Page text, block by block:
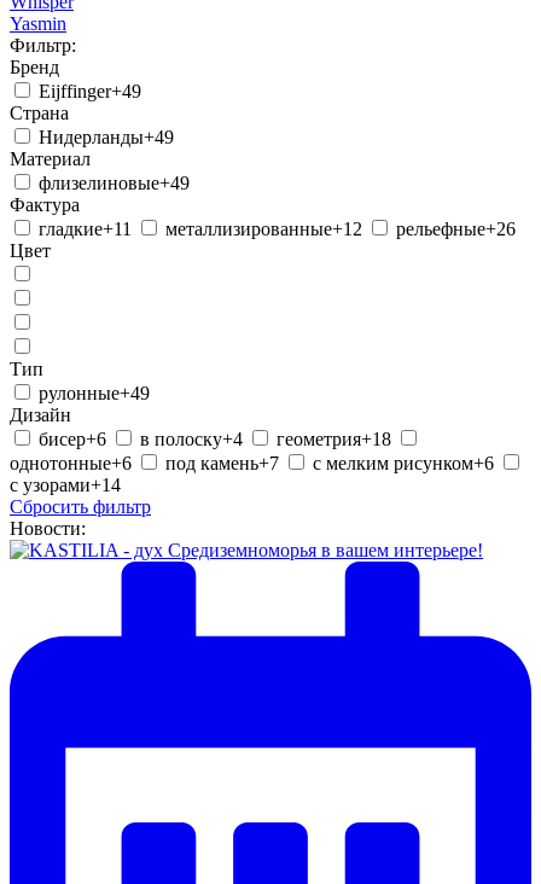
Yasmin
Фильтр:
Бренд
Eijffinger+49
Страна
Нидерланды+49
Материал
флизелиновые+49
Фактура
гладкие+11 металлизированные+12 рельефные+26
Цвет
Тип
рулонные+49
Дизайн
бисер+6 в полоску+4 геометрия+18
однотонные+6 под камень+7 с мелким рисунком+6
с узорами+14
Сбросить фильтр
Новости: